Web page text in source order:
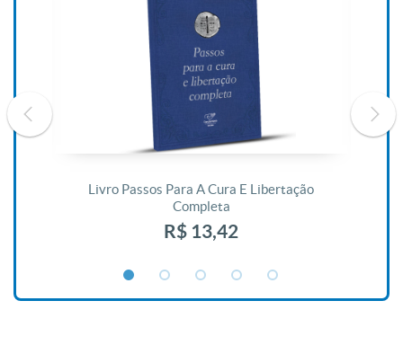
Livro Passos Para A Cura E Libertação
Completa
R$ 13,42